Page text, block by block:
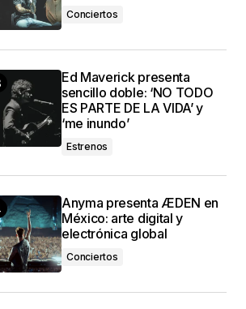
Conciertos
Ed Maverick presenta
sencillo doble: ‘NO TODO
ES PARTE DE LA VIDA’ y
‘me inundo’
Estrenos
Anyma presenta ÆDEN en
México: arte digital y
electrónica global
Conciertos